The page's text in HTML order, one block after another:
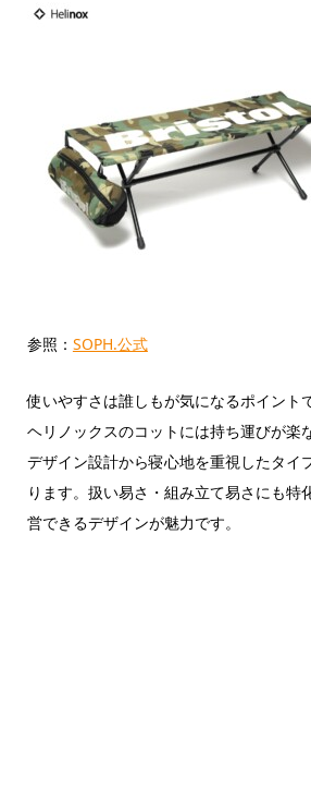
参照： SOPH.公式
使いやすさは誰しもが気になるポイント
ヘリノックスのコットには持ち運びが楽
デザイン設計から寝心地を重視したタイ
ります。扱い易さ・組み立て易さにも特
営できるデザインが魅力です。